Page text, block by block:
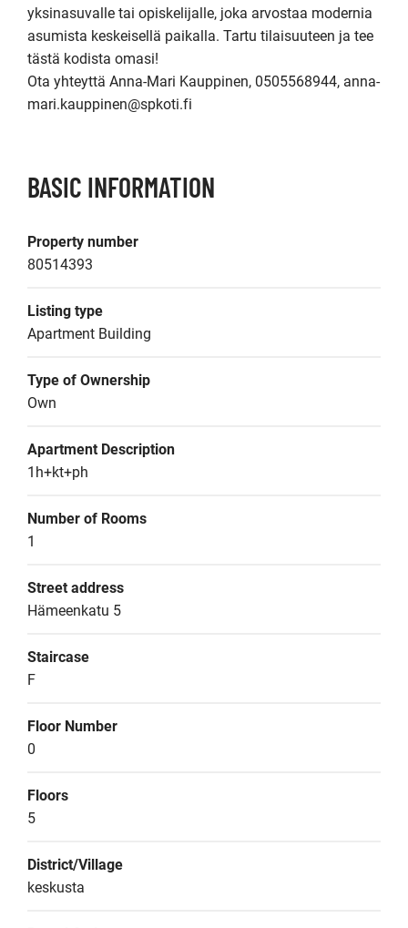
yksinasuvalle tai opiskelijalle, joka arvostaa modernia
asumista keskeisellä paikalla. Tartu tilaisuuteen ja tee
tästä kodista omasi!
Ota yhteyttä Anna-Mari Kauppinen, 0505568944, anna-
mari.kauppinen@spkoti.fi
BASIC INFORMATION
Property number
80514393
Listing type
Apartment Building
Type of Ownership
Own
Apartment Description
1h+kt+ph
Number of Rooms
1
Street address
Hämeenkatu 5
Staircase
F
Floor Number
0
Floors
5
District/Village
keskusta